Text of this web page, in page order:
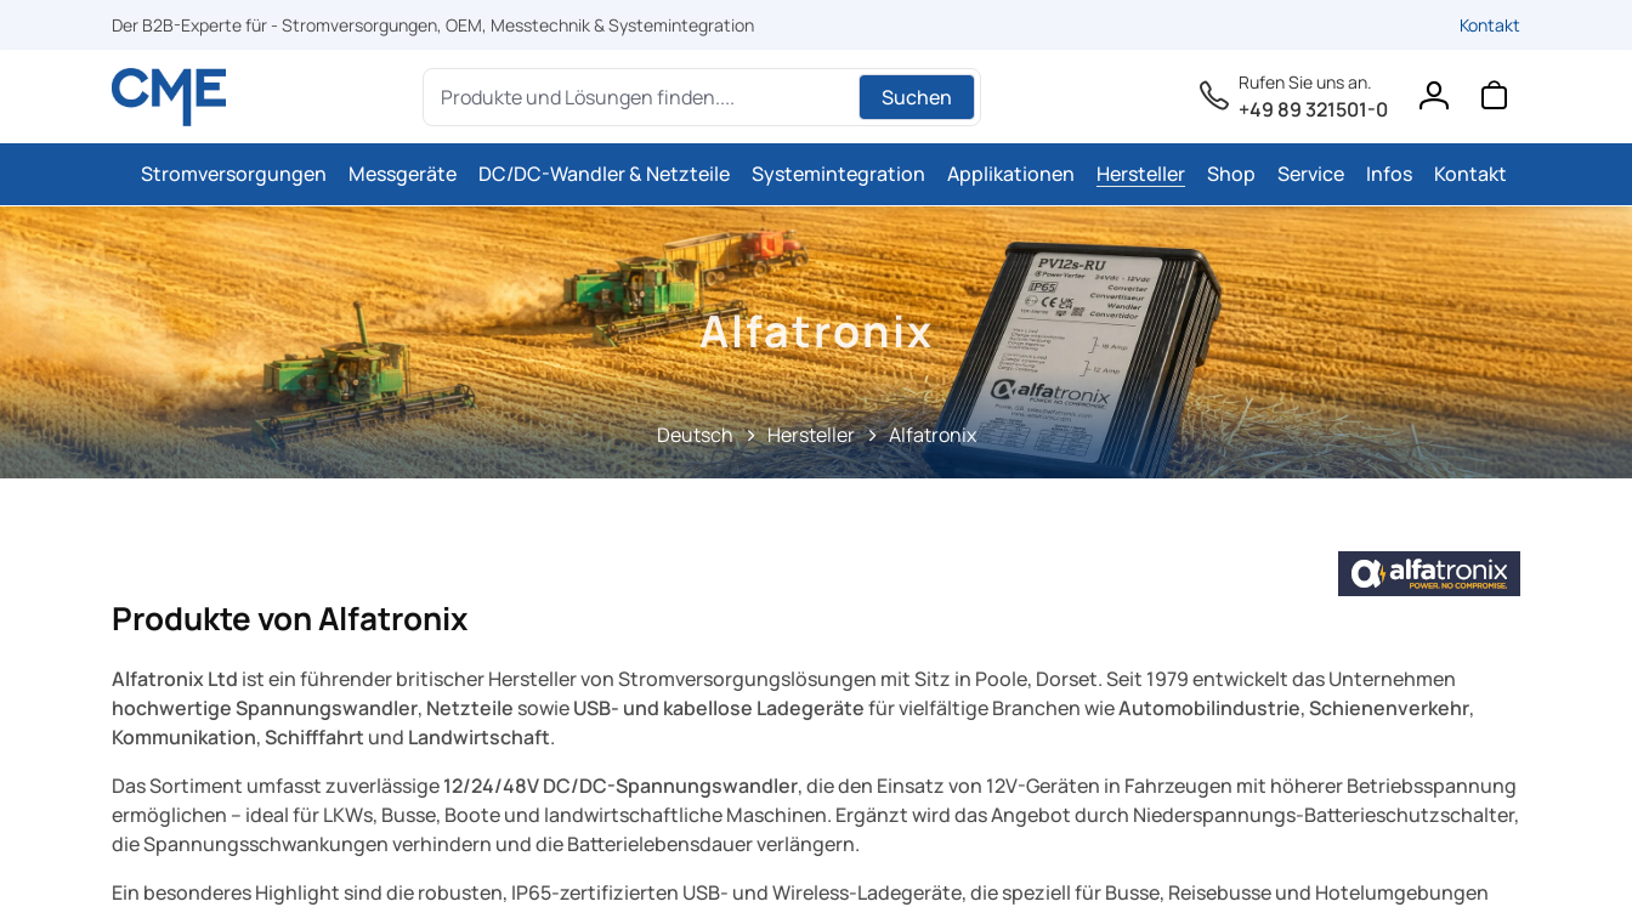
Zur Hauptnavigation springen
Der B2B-Experte für - Stromversorgungen, OEM, Messtechnik & Systemintegration Kontakt
Suchen
Rufen Sie uns an.
+49 89 321501-0
Stromversorgungen Messgeräte DC/DC-Wandler & Netzteile Systemintegration Applikationen Hersteller Shop Service Infos Kontakt
Alfatronix
Deutsch Hersteller Alfatronix
Produkte von Alfatronix
Alfatronix Ltd ist ein führender britischer Hersteller von Stromversorgungslösungen mit Sitz in Poole, Dorset. Seit 1979 entwickelt das Unternehmen
hochwertige Spannungswandler, Netzteile sowieUSB- und kabellose Ladegerätefür vielfältige Branchen wieAutomobilindustrie,Schienenverkehr,
Kommunikation,Schifffahrt und Landwirtschaft.
Das Sortiment umfasst zuverlässige12/24/48V DC/DC-Spannungswandler, die den Einsatz von 12V-Geräten in Fahrzeugen mit höherer Betriebsspannung
ermöglichen – ideal für LKWs, Busse, Boote und landwirtschaftliche Maschinen. Ergänzt wird das Angebot durch Niederspannungs-Batterieschutzschalter,
die Spannungsschwankungen verhindern und die Batterielebensdauer verlängern.
Ein besonderes Highlight sind die robusten, IP65-zertifizierten USB- und Wireless-Ladegeräte, die speziell für Busse, Reisebusse und Hotelumgebungen